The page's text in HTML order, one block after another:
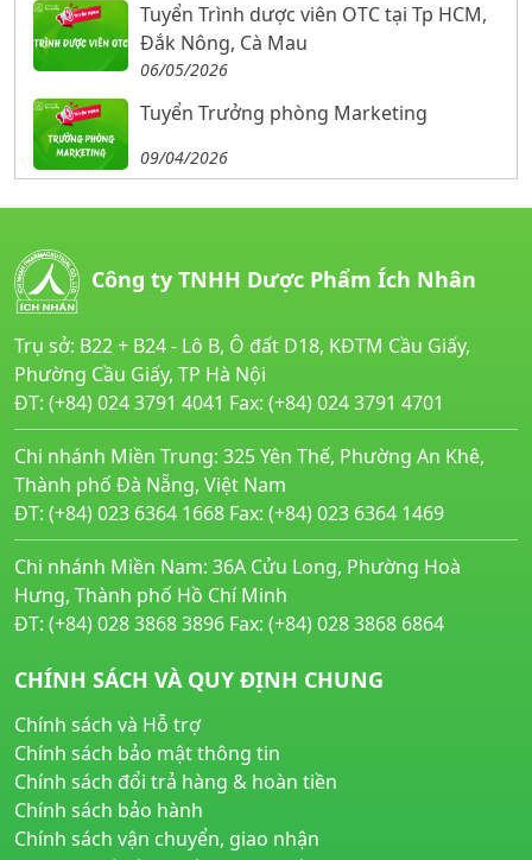
Tuyển Trình dược viên OTC tại Tp HCM,
Đắk Nông, Cà Mau
06/05/2026
Tuyển Trưởng phòng Marketing
09/04/2026
Công ty TNHH Dược Phẩm Ích Nhân
Trụ sở: B22 + B24 - Lô B, Ô đất D18, KĐTM Cầu Giấy,
Phường Cầu Giấy, TP Hà Nội
ĐT: (+84) 024 3791 4041 Fax: (+84) 024 3791 4701
Chi nhánh Miền Trung: 325 Yên Thế, Phường An Khê,
Thành phố Đà Nẵng, Việt Nam
ĐT: (+84) 023 6364 1668 Fax: (+84) 023 6364 1469
Chi nhánh Miền Nam: 36A Cửu Long, Phường Hoà
Hưng, Thành phố Hồ Chí Minh
ĐT: (+84) 028 3868 3896 Fax: (+84) 028 3868 6864
CHÍNH SÁCH VÀ QUY ĐỊNH CHUNG
Chính sách và Hỗ trợ
Chính sách bảo mật thông tin
Chính sách đổi trả hàng & hoàn tiền
Chính sách bảo hành
Chính sách vận chuyển, giao nhận